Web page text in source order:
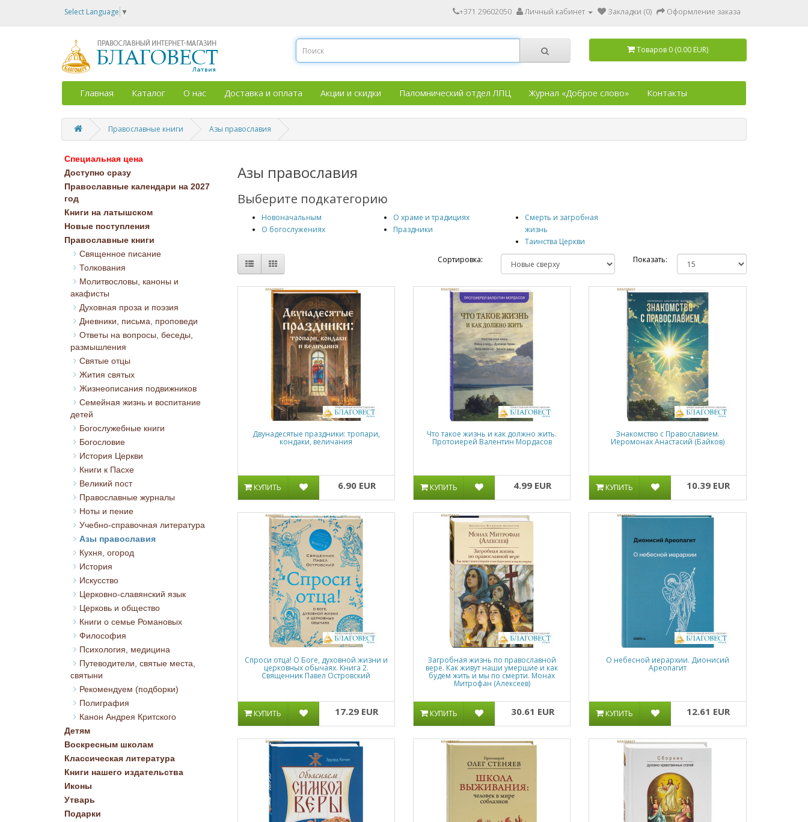
Select Language ▼ +371 29602050 Личный кабинет Закладки (0) Оформление заказа
Товаров 0 (0.00 EUR)
Главная Каталог О нас Доставка и оплата Акции и скидки Паломнический отдел ЛПЦ Журнал «Доброе слово» Контакты
Православные книги Азы православия
Специальная цена
Доступно сразу
Православные календари на 2027
год
Книги на латышском
Новые поступления
Православные книги
Священное писание
Толкования
Молитвословы, каноны и
акафисты
Духовная проза и поэзия
Дневники, письма, проповеди
Ответы на вопросы, беседы,
размышления
Святые отцы
Жития святых
Жизнеописания подвижников
Семейная жизнь и воспитание
детей
Богослужебные книги
Богословие
История Церкви
Книги к Пасхе
Великий пост
Православные журналы
Ноты и пение
Учебно-справочная литература
Азы православия
Кухня, огород
История
Искусство
Церковно-славянский язык
Церковь и общество
Книги о семье Романовых
Философия
Психология, медицина
Путеводители, святые места,
святыни
Рекомендуем (подборки)
Полиграфия
Канон Андрея Критского
Детям
Воскресным школам
Классическая литература
Книги нашего издательства
Иконы
Утварь
Подарки
Азы православия
Выберите подкатегорию
Новоначальным
О богослужениях
О храме и традициях
Праздники
Смерть и загробная
жизнь
Таинства Церкви
Сортировка:
Показать:
Двунадесятые праздники: тропари,
кондаки, величания
КУПИТЬ 6.90 EUR
Что такое жизнь и как должно жить.
Протоиерей Валентин Мордасов
КУПИТЬ 4.99 EUR
Знакомство с Православием.
Иеромонах Анастасий (Байков)
КУПИТЬ 10.39 EUR
Спроси отца! О Боге, духовной жизни и
церковных обычаях. Книга 2.
Священник Павел Островский
КУПИТЬ 17.29 EUR
Загробная жизнь по православной
вере. Как живут наши умершие и как
будем жить и мы по смерти. Монах
Митрофан (Алексеев)
КУПИТЬ 30.61 EUR
О небесной иерархии. Дионисий
Ареопагит
КУПИТЬ 12.61 EUR